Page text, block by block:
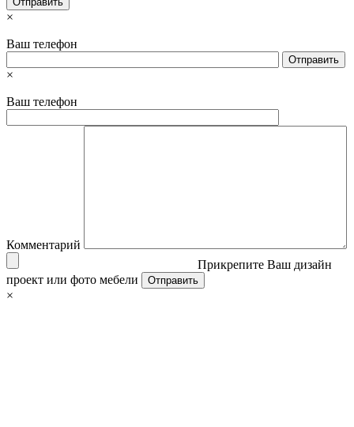
×
Ваш телефон
×
Ваш телефон
Комментарий
Прикрепите Ваш дизайн
проект или фото мебели
×